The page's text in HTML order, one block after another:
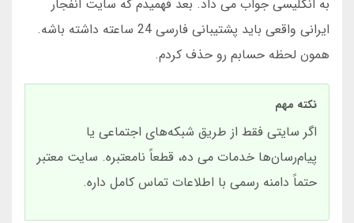
به انگلیسی جواب می داد. بعد فهمیدم که سایت انفجار
ایرانی واقعی باید پشتیبانی فارسی 24 ساعته داشته باشه.
همون لحظه حسابم رو حذف کردم.
نکته مهم
اگر سایتی فقط از طریق شبکه‌های اجتماعی یا
پیام‌رسان‌ها خدمات می ده، قطعاً نامعتبره. سایت معتبر
حتماً دامنه رسمی با اطلاعات تماس کامل داره.